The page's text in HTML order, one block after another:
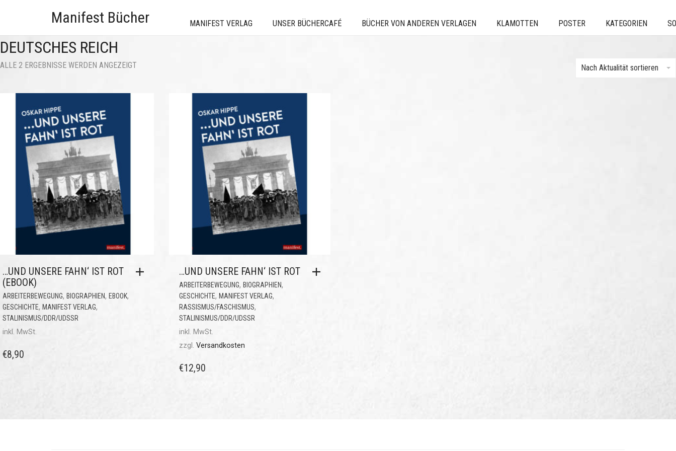
Manifest Bücher MANIFEST VERLAG UNSER BÜCHERCAFÉ BÜCHER VON ANDEREN VERLAGEN KLAMOTTEN POSTER KATEGORIEN
DEUTSCHES REICH
ALLE 2 ERGEBNISSE WERDEN ANGEZEIGT Nach Aktualität sortieren
…UND UNSERE FAHN‘ IST ROT
(EBOOK)
ARBEITERBEWEGUNG, BIOGRAPHIEN, EBOOK,
GESCHICHTE, MANIFEST VERLAG,
STALINISMUS/DDR/UDSSR
inkl. MwSt.
€8,90
…UND UNSERE FAHN‘ IST ROT
ARBEITERBEWEGUNG, BIOGRAPHIEN,
GESCHICHTE, MANIFEST VERLAG,
RASSISMUS/FASCHISMUS,
STALINISMUS/DDR/UDSSR
inkl. MwSt.
zzgl. Versandkosten
€12,90